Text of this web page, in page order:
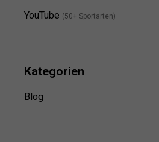
YouTube (50+ Sportarten)
Kategorien
Blog